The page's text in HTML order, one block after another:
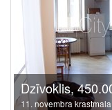
Dzīvoklis,
11. novembra